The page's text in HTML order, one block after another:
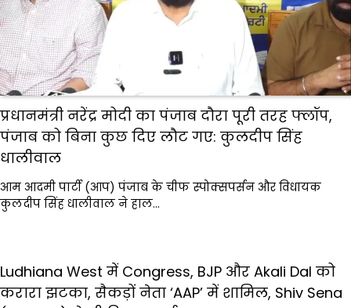
प्रधानमंत्री नरेंद्र मोदी का पंजाब दौरा पूरी तरह फ्लॉप,
पंजाब को बिना कुछ दिए लौट गए: कुलदीप सिंह
धालीवाल
आम आदमी पार्टी (आप) पंजाब के चीफ स्पोक्सपर्सन और विधायक
कुलदीप सिंह धालीवाल ने हाल…
Ludhiana West में Congress, BJP और Akali Dal को
करारा झटका, सैकड़ों नेता ‘AAP’ में शामिल, Shiv Sena